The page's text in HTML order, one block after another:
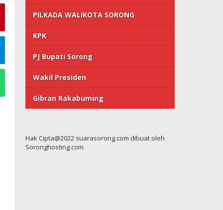
PILKADA WALIKOTA SORONG
KPK
PJ Bupati Sorong
Wakil Presiden
Gibran Rakabuming
Hak Cipta@2022 suarasorong.com dibuat oleh
Soronghosting.com